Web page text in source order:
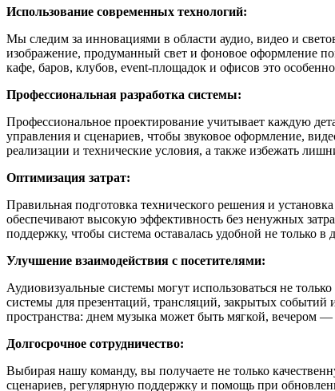
Использование современных технологий:
Мы следим за инновациями в области аудио, видео и
изображение, продуманный свет и фоновое оформление
кафе, баров, клубов, event-площадок и офисов это
Профессиональная разработка системы:
Профессиональное проектирование учитывает каждую
управления и сценариев, чтобы звуковое оформление,
реализации и технические условия, а также избежать
Оптимизация затрат:
Правильная подготовка технического решения и
обеспечивают высокую эффективность без ненужных
поддержку, чтобы система оставалась удобной не только
Улучшение взаимодействия с посетителями:
Аудиовизуальные системы могут использоваться не
системы для презентаций, трансляций, закрытых событий
пространства: днем музыка может быть мягкой, вечером
Долгосрочное сотрудничество:
Выбирая нашу команду, вы получаете не только
сценариев, регулярную поддержку и помощь при